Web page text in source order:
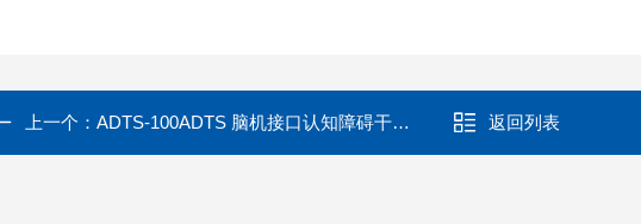
上一个：ADTS-100ADTS 脑机接口认知障碍干预仪器 返回列表